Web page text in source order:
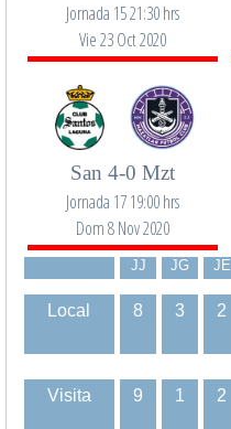
Jornada 15 21:30 hrs
Vie 23 Oct 2020
San 4-0 Mzt
Jornada 17 19:00 hrs
Dom 8 Nov 2020
JJ JG JE
Local 8 3 2
Visita 9 1 2